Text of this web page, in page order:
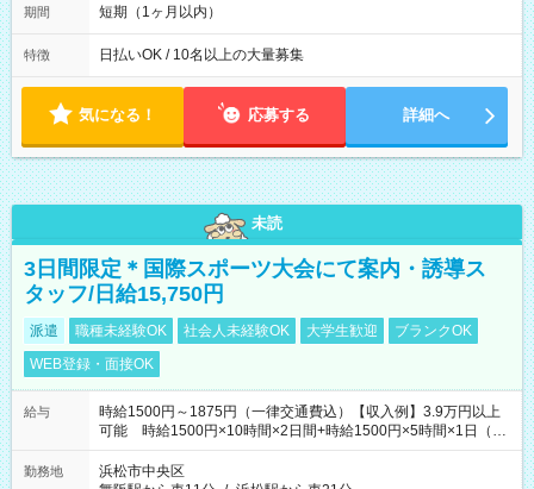
※週3~5日勤務(勤務日数応相談) ※期間前から勤務スタートも可
り ※夜勤シフトあり
期間 短期（1ヶ月以内）
特徴 日払いOK / 10名以上の大量募集
気になる！ 応募する 詳細へ
未読
3日間限定＊国際スポーツ大会にて案内・誘導ス
タッフ/日給15,750円
派遣 職種未経験OK 社会人未経験OK 大学生歓迎
ブランクOK
WEB登録・面接OK
給与
時給1500円～1875円（一律交通費込）【収入例】3.9万円以上
可能 時給1500円×10時間×2日間+時給1500円×5時間×1日（実
働8時間を越えた時給：1875円）
勤務地
浜松市中央区